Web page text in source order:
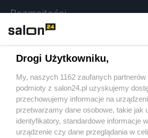
Rozmaitości
Sport
Społeczeństwo
Kultura
Drogi Użytkowniku,
My, naszych 1162 zaufanych partnerów
podmioty z salon24.pl uzyskujemy
przechowujemy informacje na
przetwarzamy dane osobowe, takie jak
identyfikatory, standardowe informacje
urządzenie czy dane przeglądania w